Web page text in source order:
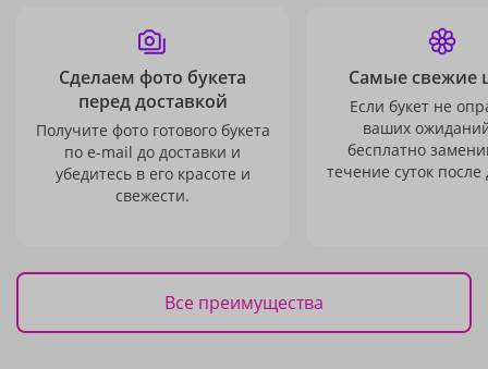
Сделаем фото букета
перед доставкой
Получите фото готового букета
по e-mail до доставки и
убедитесь в его красоте и
свежести.
Самые свежие
Если букет не
ваших
бесплатно
течение суток после
Все преимущества